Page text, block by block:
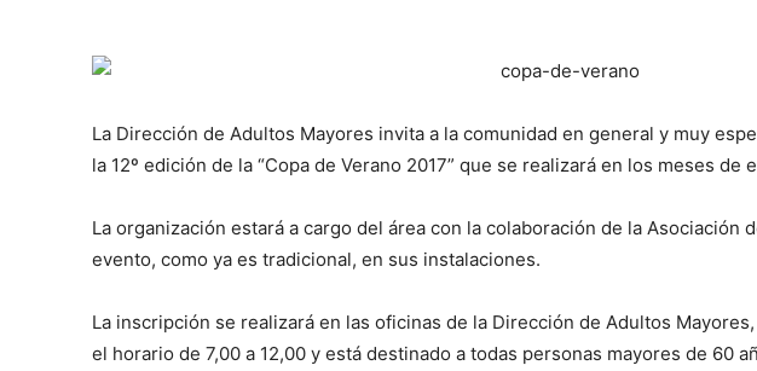
La Dirección de Adultos Mayores invita a la comunidad en general y muy
la 12º edición de la “Copa de Verano 2017” que se realizará en los meses de
La organización estará a cargo del área con la colaboración de la Asociación
evento, como ya es tradicional, en sus instalaciones.
La inscripción se realizará en las oficinas de la Dirección de Adultos Mayores,
el horario de 7,00 a 12,00 y está destinado a todas personas mayores de 60